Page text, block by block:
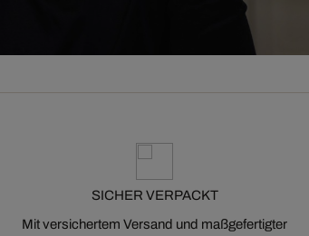
SICHER VERPACKT
Mit versichertem Versand und maßgefertigter